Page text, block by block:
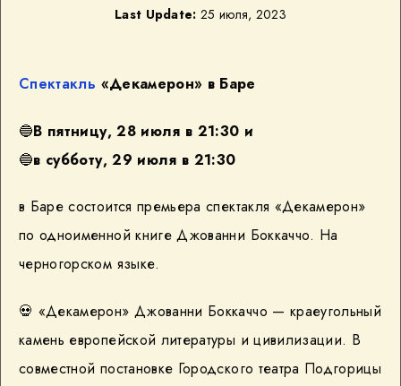
Last Update: 25 июля, 2023
Спектакль «Декамерон» в Баре
🔵В пятницу, 28 июля в 21:30 и
🔵в субботу, 29 июля в 21:30
в Баре состоится премьера спектакля «Декамерон»
по одноименной книге Джованни Боккаччо. На
черногорском языке.
💀 «Декамерон» Джованни Боккаччо — краеугольный
камень европейской литературы и цивилизации. В
совместной постановке Городского театра Подгорицы